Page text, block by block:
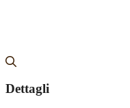
Dettagli